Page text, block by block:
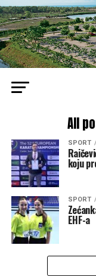
All
SPORT
koju
SPORT
EHF-a